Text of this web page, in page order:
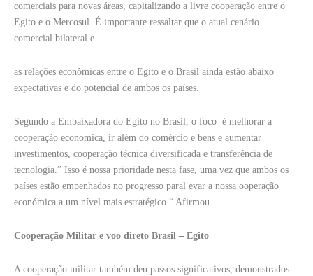
comerciais para novas áreas, capitalizando a livre cooperação entre o
Egito e o Mercosul. É importante ressaltar que o atual cenário
comercial bilateral e
as relações econômicas entre o Egito e o Brasil ainda estão abaixo
expectativas e do potencial de ambos os países.
Segundo a Embaixadora do Egito no Brasil, o foco é melhorar a
cooperação economica, ir além do comércio e bens e aumentar
investimentos, cooperação técnica diversificada e transferência de
tecnologia.” Isso é nossa prioridade nesta fase, uma vez que ambos os
países estão empenhados no progresso paral evar a nossa ooperação
económica a um nível mais estratégico “ Afirmou .
Cooperação Militar e voo direto Brasil – Egito
A cooperação militar também deu passos significativos, demonstrados